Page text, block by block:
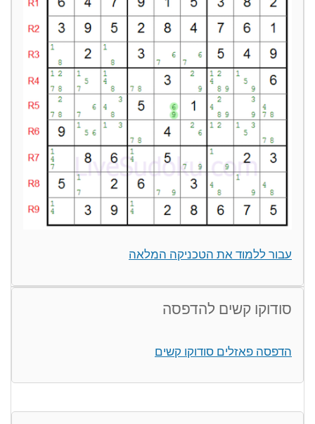
עבור ללמוד את הטכניקה המלאה
סודוקו קשים להדפסה
הדפסה פאזלים סודוקו קשים